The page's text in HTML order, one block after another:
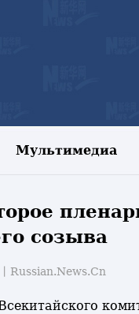
Мультимедиа
созыва
Russian.News.Cn